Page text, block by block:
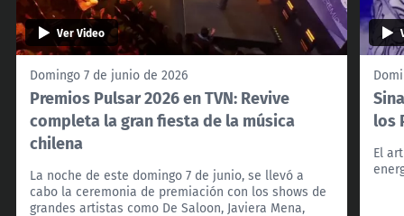
Ver Video
Domingo 7 de junio de 2026
Premios Pulsar 2026 en TVN: Revive
completa la gran fiesta de la música
chilena
La noche de este domingo 7 de junio, se llevó a
cabo la ceremonia de premiación con los shows de
grandes artistas como De Saloon, Javiera Mena,
los
El